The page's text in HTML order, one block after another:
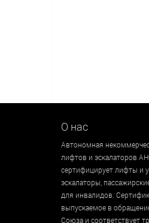
О нас
Автономная
лифтов и эскалаторов
сертифицирует лифты и
эскалаторы,
для инвалидов.
выпускаемое в
Союза и соответствует